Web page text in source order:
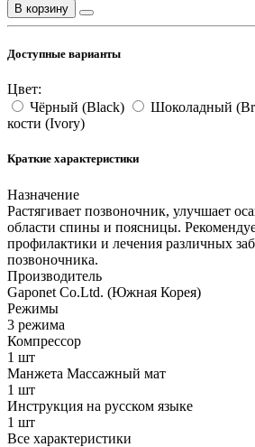
В корзину
Доступные варианты
Цвет:
Чёрный (Black)
Шоколадный
кости (Ivory)
Краткие характеристики
Назначение
Растягивает позвоночник, улучшает
области спины и поясницы.
профилактики и лечения различных
позвоночника.
Производитель
Gaponet Co.Ltd. (Южная Корея)
Режимы
3 режима
Компрессор
1 шт
Манжета Массажный мат
1 шт
Инструкция на русском языке
1 шт
Все характеристики